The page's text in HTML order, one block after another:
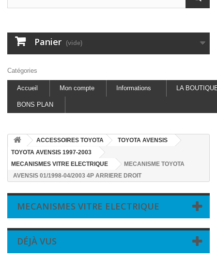
Panier (vide)
Catégories
Accueil Mon compte Informations LA
BONS PLAN
ACCESSOIRES TOYOTA
TOYOTA AVENSIS
TOYOTA AVENSIS 1997-2003
MECANISMES VITRE ELECTRIQUE
MECANISME TOYOTA
AVENSIS 01/1998-04/2003 4P ARRIERE DROIT
MECANISMES VITRE ELECTRIQUE
DÉJÀ VUS